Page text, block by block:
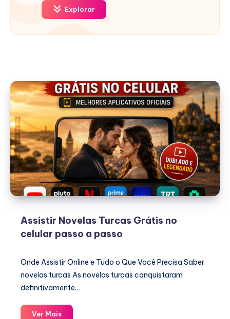
Explorar
Assistir Novelas Turcas Grátis no
celular passo a passo
Onde Assistir Online e Tudo o Que Você Precisa Saber
novelas turcas As novelas turcas conquistaram
definitivamente…
Ver MaisAssistir